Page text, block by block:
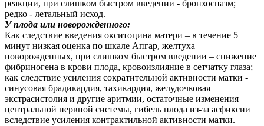
реакции, при слишком быстром введении - бронхоспазм;
редко - летальный исход.
У плода или новорожденного:
Как следствие введения окситоцина матери – в течение 5
минут низкая оценка по шкале Апгар, желтуха
новорожденных, при слишком быстром введении – снижение
фибриногена в крови плода, кровоизлияние в сетчатку глаза;
как следствие усиления сократительной активности матки -
синусовая брадикардия, тахикардия, желудочковая
экстрасистолия и другие аритмии, остаточные изменения
центральной нервной системы, гибель плода из-за асфиксии
вследствие усиления контрактильной активности матки.